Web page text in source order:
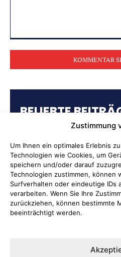
Zustimmung
Um Ihnen ein optimales Erlebnis
Technologien wie Cookies, um
speichern und/oder darauf
Technologien zustimmen, können
Surfverhalten oder eindeutige IDs
verarbeiten. Wenn Sie Ihre
zurückziehen, können bestimmte
beeinträchtigt werden.
BELIEBTE
Kulturring
Kultursaison 2026/
„Oli radelt“… am
Attendorn
Kulturbüro
„Bandförderung“
Ernten